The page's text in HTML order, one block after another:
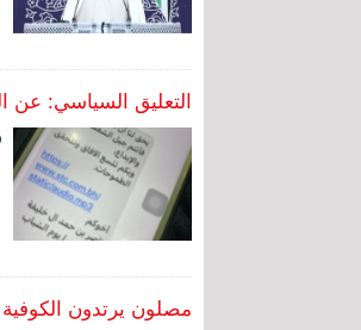
التعليق السياسي: عن
مصلون يرتدون الكوفية